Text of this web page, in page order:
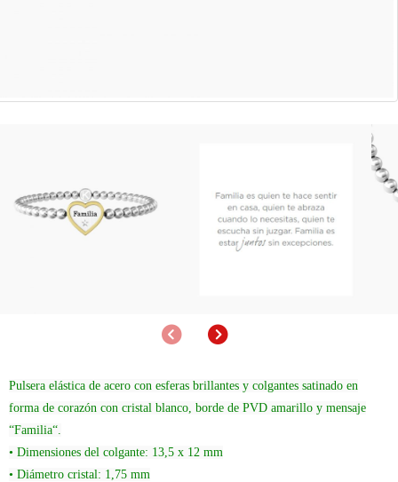
AnteriorSiguiente
Pulsera elástica de acero con esferas brillantes y colgantes satinado en
forma de corazón con cristal blanco, borde de PVD amarillo y mensaje
“Familia“.
• Dimensiones del colgante: 13,5 x 12 mm
• Diámetro cristal: 1,75 mm